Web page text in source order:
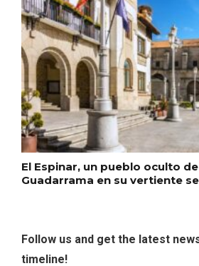
El Espinar, un pueblo oculto
Guadarrama en su vertiente
Follow us and get the latest
timeline!